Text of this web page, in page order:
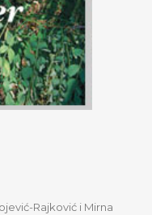
Rajković i Mirna